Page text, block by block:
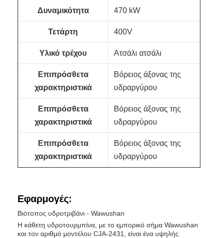
Δυναμικότητα 470 kW
Τετάρτη 400V
Υλικό τρέχου Ατσάλι ατσάλι
Επιπρόσθετα
χαρακτηριστικά
Βόρειος άξονας της
υδραργύρου
Επιπρόσθετα
χαρακτηριστικά
Βόρειος άξονας της
υδραργύρου
Επιπρόσθετα
χαρακτηριστικά
Βόρειος άξονας της
υδραργύρου
Εφαρμογές:
Βιότοπος υδροτριβάνι - Wawushan
Η κάθετη υδροτουρμπίνα, με το εμπορικό σήμα Wawushan
και τον αριθμό μοντέλου CJA-2431, είναι ένα υψηλής